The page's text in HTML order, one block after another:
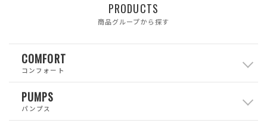
PRODUCTS
商品グループから探す
COMFORT
コンフォート
PUMPS
パンプス